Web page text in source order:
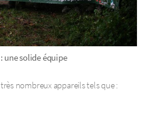
une solide équipe
nombreux appareils tels que :